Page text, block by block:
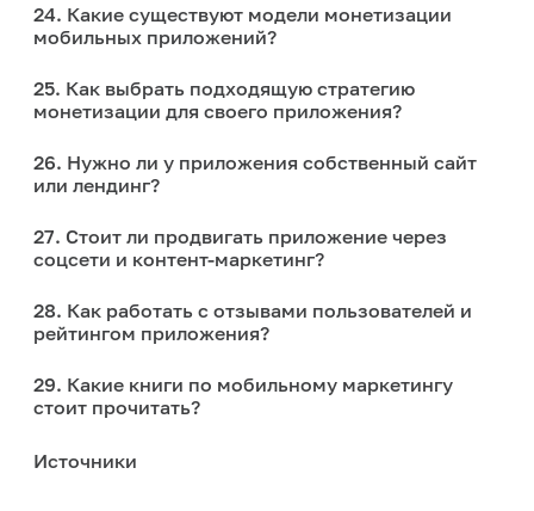
24. Какие существуют модели монетизации
мобильных приложений?
25. Как выбрать подходящую стратегию
монетизации для своего приложения?
26. Нужно ли у приложения собственный сайт
или лендинг?
27. Стоит ли продвигать приложение через
соцсети и контент-маркетинг?
28. Как работать с отзывами пользователей и
рейтингом приложения?
29. Какие книги по мобильному маркетингу
стоит прочитать?
Источники